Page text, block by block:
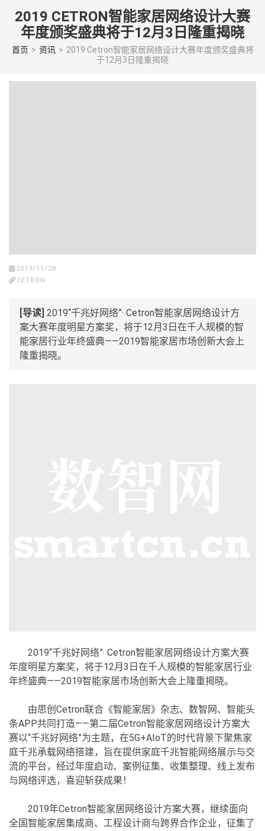
content
(Press
2019 CETRON智能家居网络设计大赛
年度颁奖盛典将于12月3日隆重揭晓
首页 > 资讯 > 2019 Cetron智能家居网络设计大赛年度颁奖盛典将
于12月3日隆重揭晓
2019/11/28
CETRON
[导读] 2019“千兆好网络”· Cetron智能家居网络设计方
案大赛年度明星方案奖，将于12月3日在千人规模的智
能家居行业年终盛典——2019智能家居市场创新大会上
隆重揭晓。
2019“千兆好网络”· Cetron智能家居网络设计方案大赛
年度明星方案奖，将于12月3日在千人规模的智能家居行业
年终盛典——2019智能家居市场创新大会上隆重揭晓。
由思创Cetron联合《智能家居》杂志、数智网、智能头
条APP共同打造——第二届Cetron智能家居网络设计方案大
赛以“千兆好网络”为主题，在5G+AIoT的时代背景下聚焦家
庭千兆承载网络搭建，旨在提供家庭千兆智能网络展示与交
流的平台，经过年度启动、案例征集、收集整理、线上发布
与网络评选，喜迎斩获成果！
2019年Cetron智能家居网络设计方案大赛，继续面向
全国智能家居集成商、工程设计商与跨界合作企业，征集了